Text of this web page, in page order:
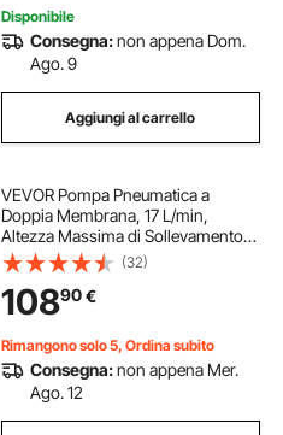
Disponibile
Consegna:non appena Dom.
Ago. 9
Aggiungi al carrello
VEVOR Pompa Pneumatica a
Doppia Membrana, 17 L/min,
Altezza Massima di Sollevamento
51,82 m, Pompa di Trasferimento
Pneumatica, Corpo in
Polipropilene, Azionata ad Aria per
Diesel, Grasso
(32)
10890€
Rimangono solo 5, Ordina subito
Consegna:non appena Mer.
Ago. 12